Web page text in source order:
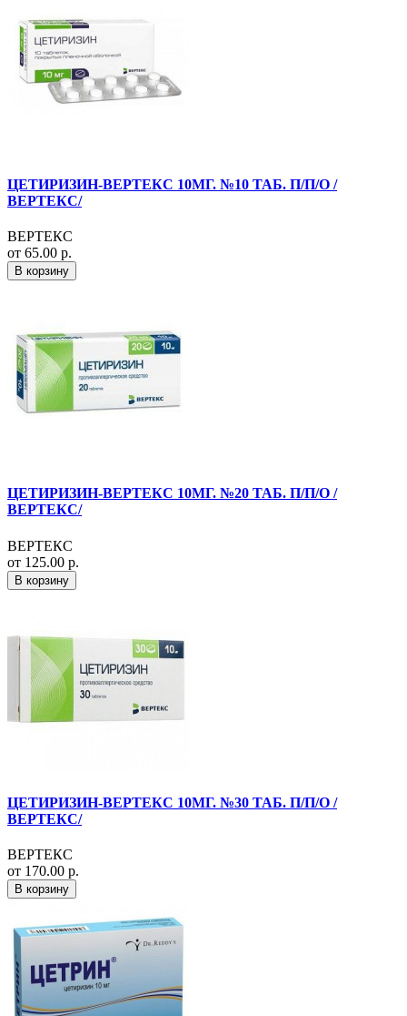
ЦЕТИРИЗИН-ВЕРТЕКС 10МГ. №10 ТАБ. П/П/О /
ВЕРТЕКС/
ВЕРТЕКС
от 65.00 р.
В корзину
ЦЕТИРИЗИН-ВЕРТЕКС 10МГ. №20 ТАБ. П/П/О /
ВЕРТЕКС/
ВЕРТЕКС
от 125.00 р.
В корзину
ЦЕТИРИЗИН-ВЕРТЕКС 10МГ. №30 ТАБ. П/П/О /
ВЕРТЕКС/
ВЕРТЕКС
от 170.00 р.
В корзину